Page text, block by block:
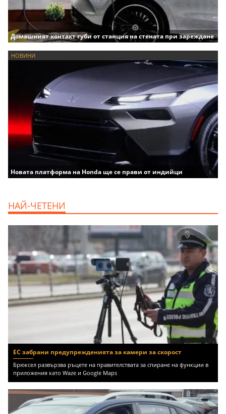
Домашният контакт губи от станция на стената при зареждане
НОВИНИ
Новата платформа на Honda ще се прави от индийци
НАЙ-ЧЕТЕНИ
ЕС забрани предупрежденията за камери за скорост
Брюксел развързва ръцете на правителствата за спиране на функции в
приложения като Waze и Google Maps